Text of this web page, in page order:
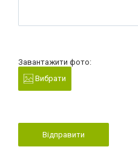
Завантажити фото:
Вибрати
Відправити